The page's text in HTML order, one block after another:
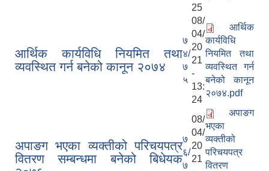
25
आर्थिक कार्यविधि नियमित तथा
व्यवस्थित गर्न बनेको कानून २०७४
७
४/
७
५
08/
04/
20
21
-
13:
24
आर्थिक
कार्यविधि
नियमित तथा
व्यवस्थित गर्न
बनेको कानून
२०७४.pdf
अपाङग भएका व्यक्तीको परिचयपत्र
वितरण सम्बन्धमा बनेको बिधेयक
७
६/
७
08/
04/
20
21
अपाङग
भएका
व्यक्तीको
परिचयपत्र
वितरण